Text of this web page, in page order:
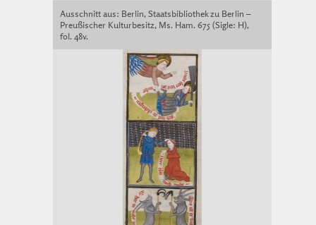
Ausschnitt aus: Berlin, Staatsbibliothek zu Berlin –
Preußischer Kulturbesitz, Ms. Ham. 675 (Sigle: H),
fol. 48v.